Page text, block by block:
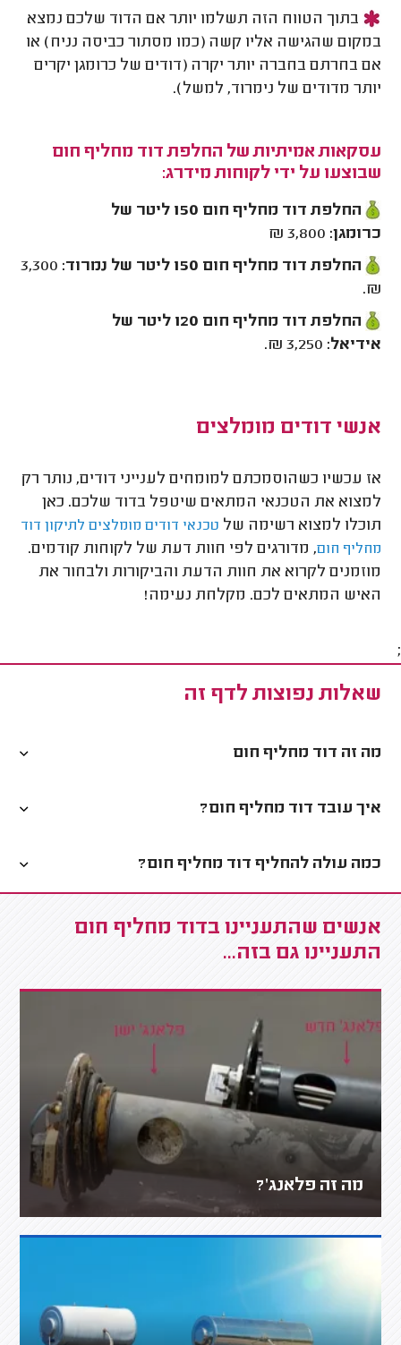
בתוך הטווח הזה תשלמו יותר אם הדוד שלכם נמצא
במקום שהגישה אליו קשה (כמו מסתור כביסה נניח) או
אם בחרתם בחברה יותר יקרה (דודים של כרומגן יקרים
יותר מדודים של נימרוד, למשל).
עסקאות אמיתיות של החלפת דוד מחליף חום
שבוצעו על ידי לקוחות מידרג:
החלפת דוד מחליף חום 150 ליטר של
כרומגן:
החלפת דוד מחליף חום 150 ליטר של נמרוד:
3,300
₪.
החלפת דוד מחליף חום 120 ליטר של
אידיאל:
אנשי דודים מומלצים
אז עכשיו כשהוסמכתם למומחים לענייני דודים, נותר רק
למצוא את הטכנאי המתאים שיטפל בדוד שלכם. כאן
תוכלו למצוא רשימה של טכנאי דודים מומלצים לתיקון דוד
מחליף חום, מדורגים לפי חוות דעת של לקוחות קודמים.
מוזמנים לקרוא את חוות הדעת והביקורות ולבחור את
האיש המתאים לכם. מקלחת נעימה!
;
שאלות נפוצות לדף זה
מה זה דוד מחליף חום
איך עובד דוד מחליף חום?
כמה עולה להחליף דוד מחליף חום?
אנשים שהתעניינו בדוד מחליף חום
התעניינו גם בזה...
מה זה פלאנג'?